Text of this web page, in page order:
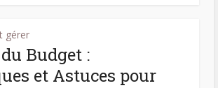
gérer
Budget :
et Astuces pour